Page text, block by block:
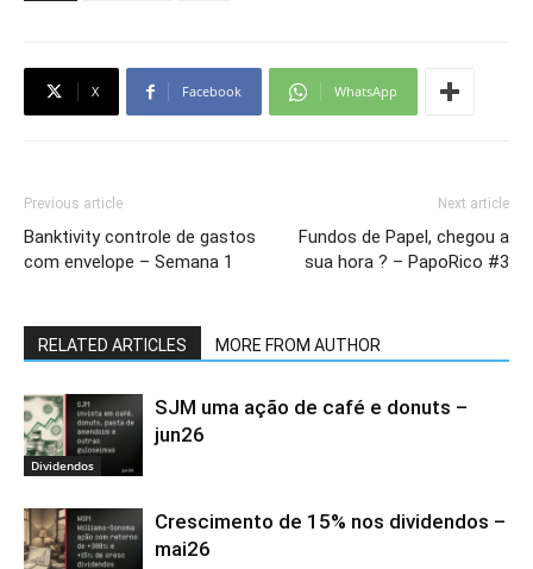
X Facebook WhatsApp
Previous article
Banktivity controle de gastos
com envelope – Semana 1
Next article
Fundos de Papel, chegou a
sua hora ? – PapoRico #3
RELATED ARTICLES MORE FROM AUTHOR
Dividendos
SJM uma ação de café e donuts –
jun26
Crescimento de 15% nos dividendos –
mai26